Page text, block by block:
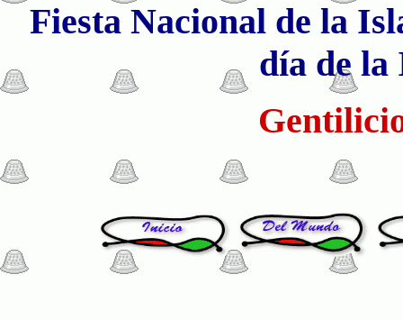
Fiesta Nacional de la
día de la